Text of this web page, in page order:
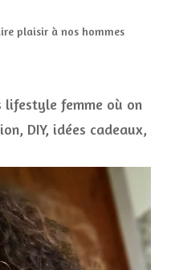
plaisir à nos hommes
lifestyle femme où on
DIY, idées cadeaux,